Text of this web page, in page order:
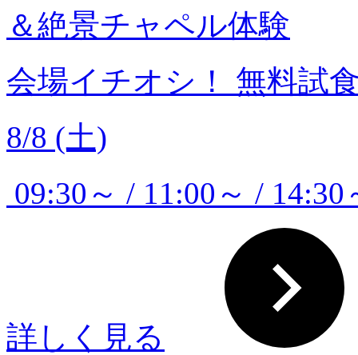
＆絶景チャペル体験
会場イチオシ！
無料試
8/8 (土)
09:30～ / 11:00～ /
詳しく見る